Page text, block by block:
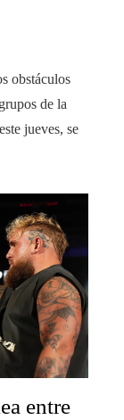
obstáculos
de la
jueves, se
entre